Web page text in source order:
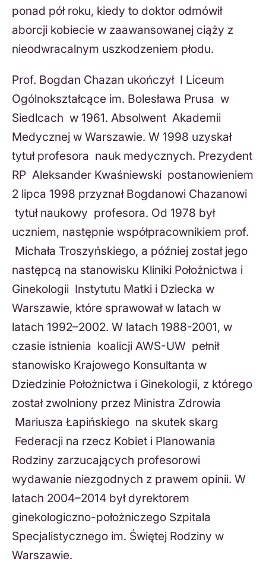
ponad pół roku, kiedy to doktor odmówił
aborcji kobiecie w zaawansowanej ciąży z
nieodwracalnym uszkodzeniem płodu.
Prof. Bogdan Chazan ukończył I Liceum
Ogólnokształcące im. Bolesława Prusa w
Siedlcach w 1961. Absolwent Akademii
Medycznej w Warszawie. W 1998 uzyskał
tytuł profesora nauk medycznych. Prezydent
RP Aleksander Kwaśniewski postanowieniem
2 lipca 1998 przyznał Bogdanowi Chazanowi
tytuł naukowy profesora. Od 1978 był
uczniem, następnie współpracownikiem prof.
Michała Troszyńskiego, a później został jego
następcą na stanowisku Kliniki Położnictwa i
Ginekologii Instytutu Matki i Dziecka w
Warszawie, które sprawował w latach w
latach 1992–2002. W latach 1988-2001, w
czasie istnienia koalicji AWS-UW pełnił
stanowisko Krajowego Konsultanta w
Dziedzinie Położnictwa i Ginekologii, z którego
został zwolniony przez Ministra Zdrowia
Mariusza Łapińskiego na skutek skarg
Federacji na rzecz Kobiet i Planowania
Rodziny zarzucających profesorowi
wydawanie niezgodnych z prawem opinii. W
latach 2004–2014 był dyrektorem
ginekologiczno-położniczego Szpitala
Specjalistycznego im. Świętej Rodziny w
Warszawie.